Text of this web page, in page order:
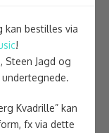
kan bestilles via
!
Steen Jagd og
Kvadrille” kan
fx via dette